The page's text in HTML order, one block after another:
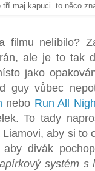
tří maj kapuci. to něco
nelíbilo?
ale je to tak
jako
guy vůbec
nebo Run All
To tady
aby si to
divák
systém s